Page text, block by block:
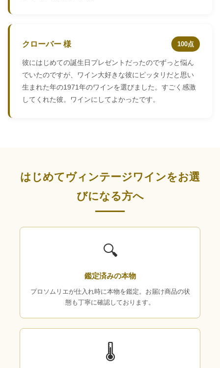
クローバー 様 100点
彼にはじめての誕生日プレゼントだったのでずっと悩ん
でいたのですが、ワイン大好きな彼にピッタリだと思い
生まれた年の1971年のワインを選びました。すごく感激
してくれた彼。ワインにしてよかったです。
はじめてヴィンテージワインをお選
びになる方へ
🔍
鑑定済みの本物
プロソムリエが仕入れ時に本物を鑑定。お届け商品の状
態も丁寧に確認しております。
🌡